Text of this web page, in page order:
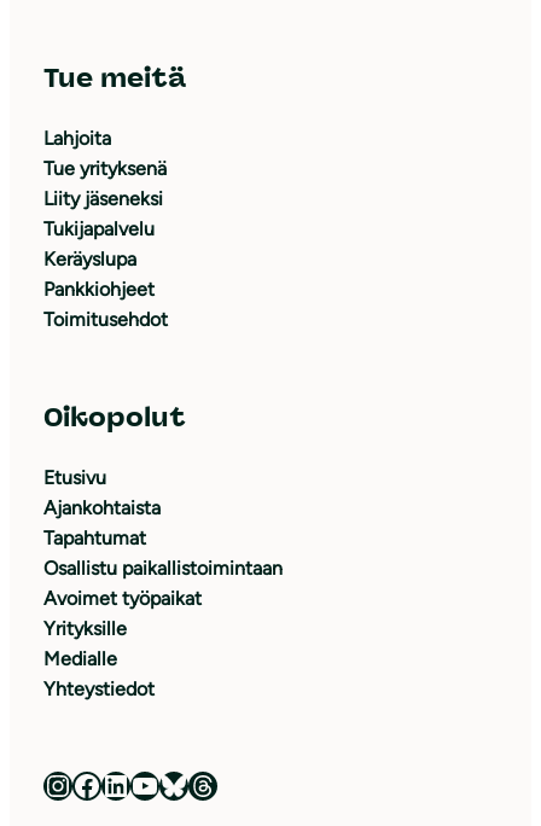
Tue meitä
Lahjoita
Tue yrityksenä
Liity jäseneksi
Tukijapalvelu
Keräyslupa
Pankkiohjeet
Toimitusehdot
Oikopolut
Etusivu
Ajankohtaista
Tapahtumat
Osallistu paikallistoimintaan
Avoimet työpaikat
Yrityksille
Medialle
Yhteystiedot
Luonnonsuojeluliitto Instagramissa Luonnonsuojeluliitto Facebookissa Luonnonsuojeluliitto LinkedInissä Luonnonsuojeluliiton YouTube-kanava Luonnonsuojeluliitto Blueskyssa Luonnonsuojeluliitto Threadsissa